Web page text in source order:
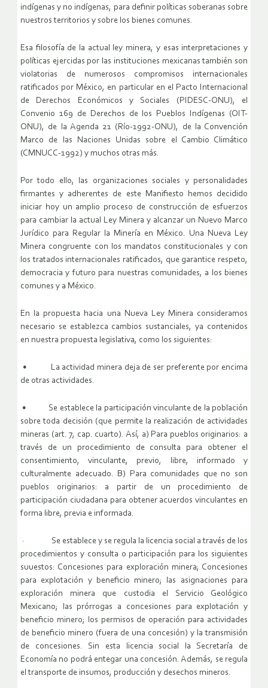
indígenas y no indígenas, para definir políticas soberanas sobre
nuestros territorios y sobre los bienes comunes.
Esa filosofía de la actual ley minera, y esas interpretaciones y
políticas ejercidas por las instituciones mexicanas también son
violatorias de numerosos compromisos internacionales
ratificados por México, en particular en el Pacto Internacional
de Derechos Económicos y Sociales (PIDESC-ONU), el
Convenio 169 de Derechos de los Pueblos Indígenas (OIT-
ONU), de la Agenda 21 (Río-1992-ONU), de la Convención
Marco de las Naciones Unidas sobre el Cambio Climático
(CMNUCC-1992) y muchos otras más.
Por todo ello, las organizaciones sociales y personalidades
firmantes y adherentes de este Manifiesto hemos decidido
iniciar hoy un amplio proceso de construcción de esfuerzos
para cambiar la actual Ley Minera y alcanzar un Nuevo Marco
Jurídico para Regular la Minería en México. Una Nueva Ley
Minera congruente con los mandatos constitucionales y con
los tratados internacionales ratificados, que garantice respeto,
democracia y futuro para nuestras comunidades, a los bienes
comunes y a México.
En la propuesta hacia una Nueva Ley Minera consideramos
necesario se establezca cambios sustanciales, ya contenidos
en nuestra propuesta legislativa, como los siguientes:
• La actividad minera deja de ser preferente por encima
de otras actividades.
• Se establece la participación vinculante de la población
sobre toda decisión (que permite la realización de actividades
mineras (art. 7, cap. cuarto). Así, a) Para pueblos originarios: a
través de un procedimiento de consulta para obtener el
consentimiento, vinculante, previo, libre, informado y
culturalmente adecuado. B) Para comunidades que no son
pueblos originarios: a partir de un procedimiento de
participación ciudadana para obtener acuerdos vinculantes en
forma libre, previa e informada.
· Se establece y se regula la licencia social a través de los
procedimientos y consulta o participación para los siguientes
suuestos: Concesiones para exploración minera; Concesiones
para explotación y beneficio minero; las asignaciones para
exploración minera que custodia el Servicio Geológico
Mexicano; las prórrogas a concesiones para explotación y
beneficio minero; los permisos de operación para actividades
de beneficio minero (fuera de una concesión) y la transmisión
de concesiones. Sin esta licencia social la Secretaría de
Economía no podrá entegar una concesión. Además, se regula
el transporte de insumos, producción y desechos mineros.